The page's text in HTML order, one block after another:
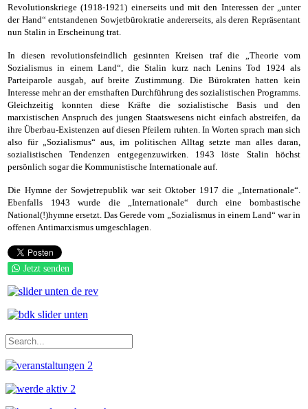
Revolutionskriege (1918-1921) einerseits und mit den Interessen der „unter
der Hand“ entstandenen Sowjetbürokratie andererseits, als deren Repräsentant
nun Stalin in Erscheinung trat.
In diesen revolutionsfeindlich gesinnten Kreisen traf die „Theorie vom
Sozialismus in einem Land“, die Stalin kurz nach Lenins Tod 1924 als
Parteiparole ausgab, auf breite Zustimmung. Die Bürokraten hatten kein
Interesse mehr an der ernsthaften Durchführung des sozialistischen Programms.
Gleichzeitig konnten diese Kräfte die sozialistische Basis und den
marxistischen Anspruch des jungen Staatswesens nicht einfach abstreifen, da
ihre Überbau-Existenzen auf diesen Pfeilern ruhten. In Worten sprach man sich
also für „Sozialismus“ aus, im politischen Alltag setzte man alles daran,
sozialistischen Tendenzen entgegenzuwirken. 1943 löste Stalin höchst
persönlich sogar die Kommunistische Internationale auf.
Die Hymne der Sowjetrepublik war seit Oktober 1917 die „Internationale“.
Ebenfalls 1943 wurde die „Internationale“ durch eine bombastische
National(!)hymne ersetzt. Das Gerede vom „Sozialismus in einem Land“ war in
offenen Antimarxismus umgeschlagen.
Jetzt senden